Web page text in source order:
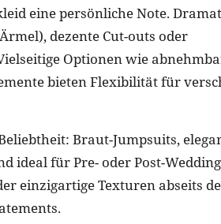
eine persönliche Note.
dezente Cut-outs oder
Optionen wie
bieten Flexibilität für
Braut-Jumpsuits,
ideal für Pre- oder Post-
einzigartige Texturen abseits